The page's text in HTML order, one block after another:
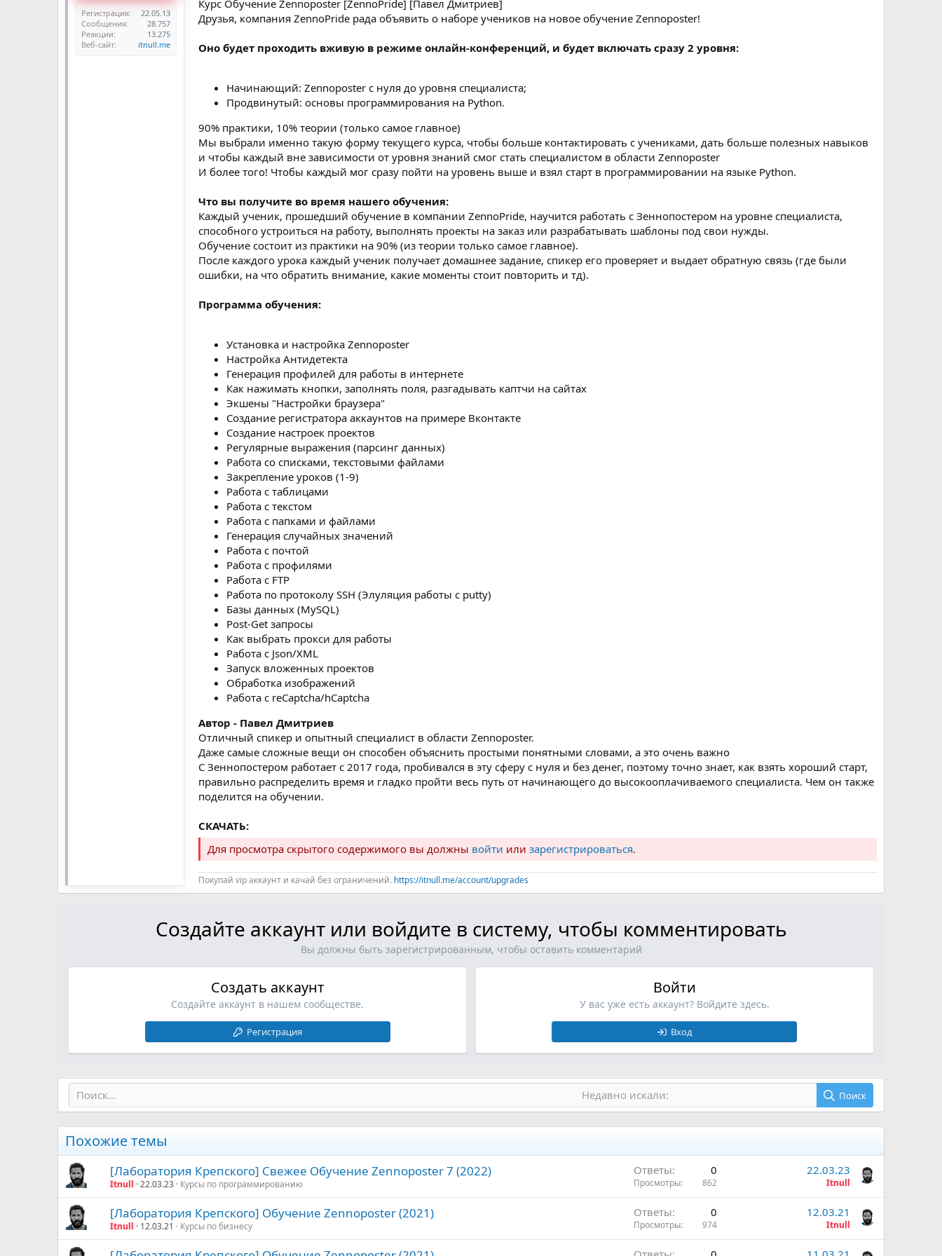
Регистрация
22.05.13
Сообщения
28.757
Реакции
13.275
Веб-сайт
itnull.me
Курс Обучение Zennoposter [ZennoPride] [Павел Дмитриев]
Друзья, компания ZennoPride рада объявить о наборе учеников на новое обучение Zennoposter!
Оно будет проходить вживую в режиме онлайн-конференций, и будет включать сразу 2 уровня:
Начинающий: Zennoposter с нуля до уровня специалиста;
Продвинутый: основы программирования на Python.
90% практики, 10% теории (только самое главное)
Мы выбрали именно такую форму текущего курса, чтобы больше контактировать с учениками, дать больше полезных навыков
и чтобы каждый вне зависимости от уровня знаний смог стать специалистом в области Zennoposter
И более того! Чтобы каждый мог сразу пойти на уровень выше и взял старт в программировании на языке Python.
Что вы получите во время нашего обучения:
Каждый ученик, прошедший обучение в компании ZennoPride, научится работать с Зеннопостером на уровне специалиста,
способного устроиться на работу, выполнять проекты на заказ или разрабатывать шаблоны под свои нужды.
Обучение состоит из практики на 90% (из теории только самое главное).
После каждого урока каждый ученик получает домашнее задание, спикер его проверяет и выдает обратную связь (где были
ошибки, на что обратить внимание, какие моменты стоит повторить и тд).
Программа обучения:
Установка и настройка Zennoposter
Настройка Антидетекта
Генерация профилей для работы в интернете
Как нажимать кнопки, заполнять поля, разгадывать каптчи на сайтах
Экшены "Настройки браузера"
Создание регистратора аккаунтов на примере Вконтакте
Создание настроек проектов
Регулярные выражения (парсинг данных)
Работа со списками, текстовыми файлами
Закрепление уроков (1-9)
Работа с таблицами
Работа с текстом
Работа с папками и файлами
Генерация случайных значений
Работа с почтой
Работа с профилями
Работа с FTP
Работа по протоколу SSH (Элуляция работы с putty)
Базы данных (MySQL)
Post-Get запросы
Как выбрать прокси для работы
Работа с Json/XML
Запуск вложенных проектов
Обработка изображений
Работа с reCaptcha/hCaptcha
Автор - Павел Дмитриев
Отличный спикер и опытный специалист в области Zennoposter.
Даже самые сложные вещи он способен объяснить простыми понятными словами, а это очень важно
С Зеннопостером работает с 2017 года, пробивался в эту сферу с нуля и без денег, поэтому точно знает, как взять хороший старт,
правильно распределить время и гладко пройти весь путь от начинающего до высокооплачиваемого специалиста. Чем он также
поделится на обучении.
СКАЧАТЬ:
Для просмотра скрытого содержимого вы должны войти или зарегистрироваться.
Покупай vip аккаунт и качай без ограничений. https://itnull.me/account/upgrades
Создайте аккаунт или войдите в систему, чтобы комментировать
Вы должны быть зарегистрированным, чтобы оставить комментарий
Создать аккаунт
Создайте аккаунт в нашем сообществе.
Регистрация
Войти
У вас уже есть аккаунт? Войдите здесь.
Вход
Недавно искали: Поиск
Похожие темы
[Лаборатория Крепского] Свежее Обучение Zennoposter 7 (2022)
Itnull 22.03.23 Курсы по программированию
Ответы 0
Просмотры 862
22.03.23
Itnull
[Лаборатория Крепского] Обучение Zennoposter (2021)
Itnull 12.03.21 Курсы по бизнесу
Ответы 0
Просмотры 974
12.03.21
Itnull